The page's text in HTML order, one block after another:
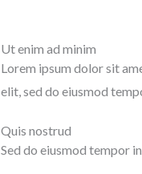
Ut enim ad minim
Lorem ipsum dolor sit
elit, sed do eiusmod
Quis nostrud
Sed do eiusmod tempor